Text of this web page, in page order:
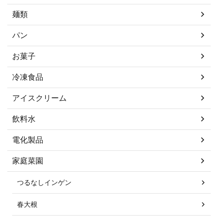
麺類
パン
お菓子
冷凍食品
アイスクリーム
飲料水
電化製品
家庭菜園
つるなしインゲン
春大根